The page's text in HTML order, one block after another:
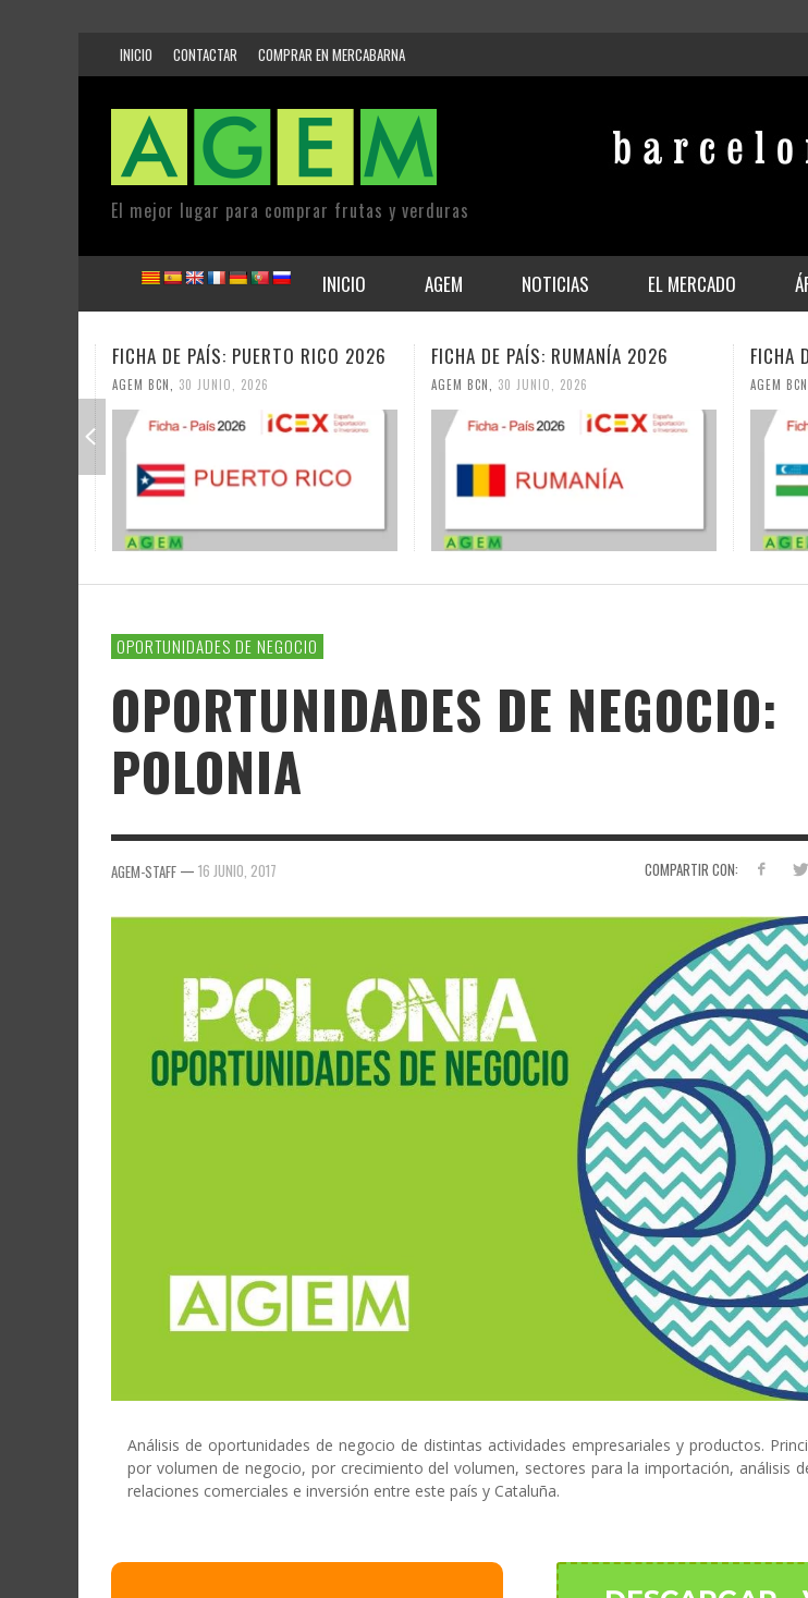
INICIO CONTACTAR COMPRAR EN MERCABARNA
El mejor lugar para comprar frutas y verduras
INICIO AGEM NOTICIAS EL MERCADO
FICHA DE PAÍS: PUERTO RICO 2026
AGEM BCN 30 JUNIO, 2026
FICHA DE PAÍS: RUMANÍA 2026
AGEM BCN 30 JUNIO, 2026
FICHA
AGEM BCN
OPORTUNIDADES DE NEGOCIO
OPORTUNIDADES DE NEGOCIO:
POLONIA
COMPARTIR CON:
AGEM-STAFF — 16 JUNIO, 2017
Análisis de oportunidades de negocio de distintas actividades empresariales y productos.
por volumen de negocio, por crecimiento del volumen, sectores para la importación, análisis
relaciones comerciales e inversión entre este país y Cataluña.